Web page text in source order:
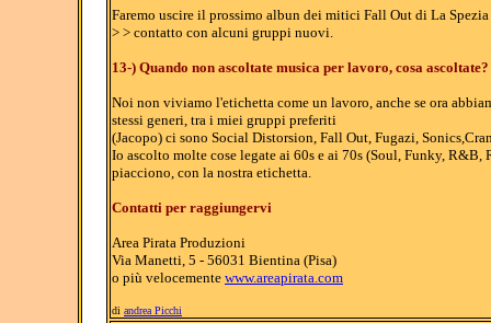
Faremo uscire il prossimo albun dei mitici Fall Out di La
> > contatto con alcuni gruppi nuovi.
13-) Quando non ascoltate musica per lavoro, cosa ascoltate?
Noi non viviamo l'etichetta come un lavoro, anche se ora
stessi generi, tra i miei gruppi preferiti
(Jacopo) ci sono Social Distorsion, Fall Out, Fugazi,
Io ascolto molte cose legate ai 60s e ai 70s (Soul, Funky,
piacciono, con la nostra etichetta.
Contatti per raggiungervi
Area Pirata Produzioni
Via Manetti, 5 - 56031 Bientina (Pisa)
o più velocemente www.areapirata.com
di andrea Picchi